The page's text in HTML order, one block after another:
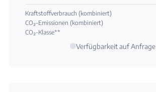
Kraftstoffverbrauch (kombiniert)
CO₂-Emissionen (kombiniert)
CO₂-Klasse**
Verfügbarkeit auf Anfrage